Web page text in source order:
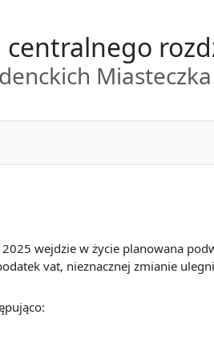
centralnego
wejdzie w życie planowana
vat, nieznacznej zmianie